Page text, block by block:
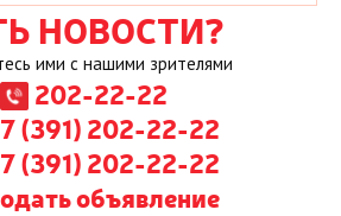
НОВОСТИ?
ими с нашими зрителями
202-22-22
(391) 202-22-22
(391) 202-22-22
объявление